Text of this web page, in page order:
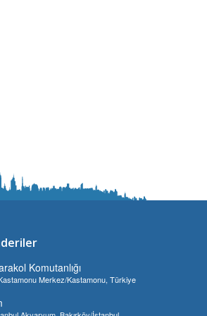
Komutanlığı
Merkez/Kastamonu, Türkiye